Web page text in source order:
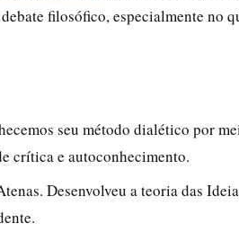
filosófico, especialmente no
seu método dialético por
crítica e autoconhecimento.
Desenvolveu a teoria das